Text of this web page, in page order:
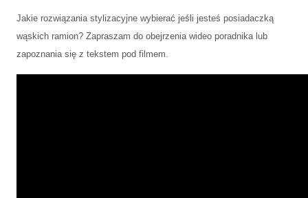
Jakie rozwiązania stylizacyjne wybierać jeśli jesteś posiadaczką
wąskich ramion? Zapraszam do obejrzenia wideo poradnika lub
zapoznania się z tekstem pod filmem.